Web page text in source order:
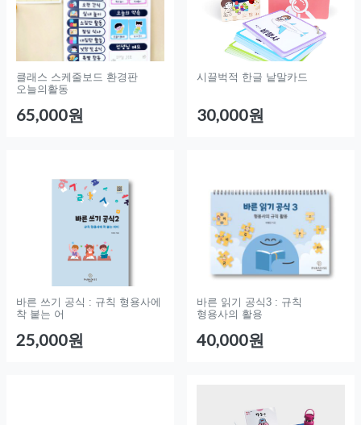
클래스 스케줄보드 환경판
오늘의활동
65,000원
시끌벅적 한글 낱말카드
30,000원
바른 쓰기 공식 : 규칙 형용사에
착 붙는 어
25,000원
바른 읽기 공식3 : 규칙
형용사의 활용
40,000원